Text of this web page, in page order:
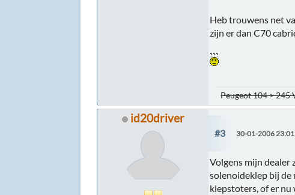
Heb trouwens net
zijn er dan C70
Peugeot 104 > 245
id20driver
#3 30-01-2006
Volgens mijn dealer
solenoideklep bij de
klepstoters, of er nu